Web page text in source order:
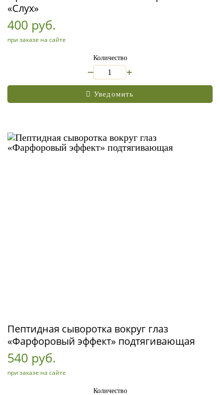
«Слух»
400 руб.
при заказе на сайте
Количество
+
Уведомить
Пептидная сыворотка вокруг глаз
«Фарфоровый эффект» подтягивающая
540 руб.
при заказе на сайте
Количество